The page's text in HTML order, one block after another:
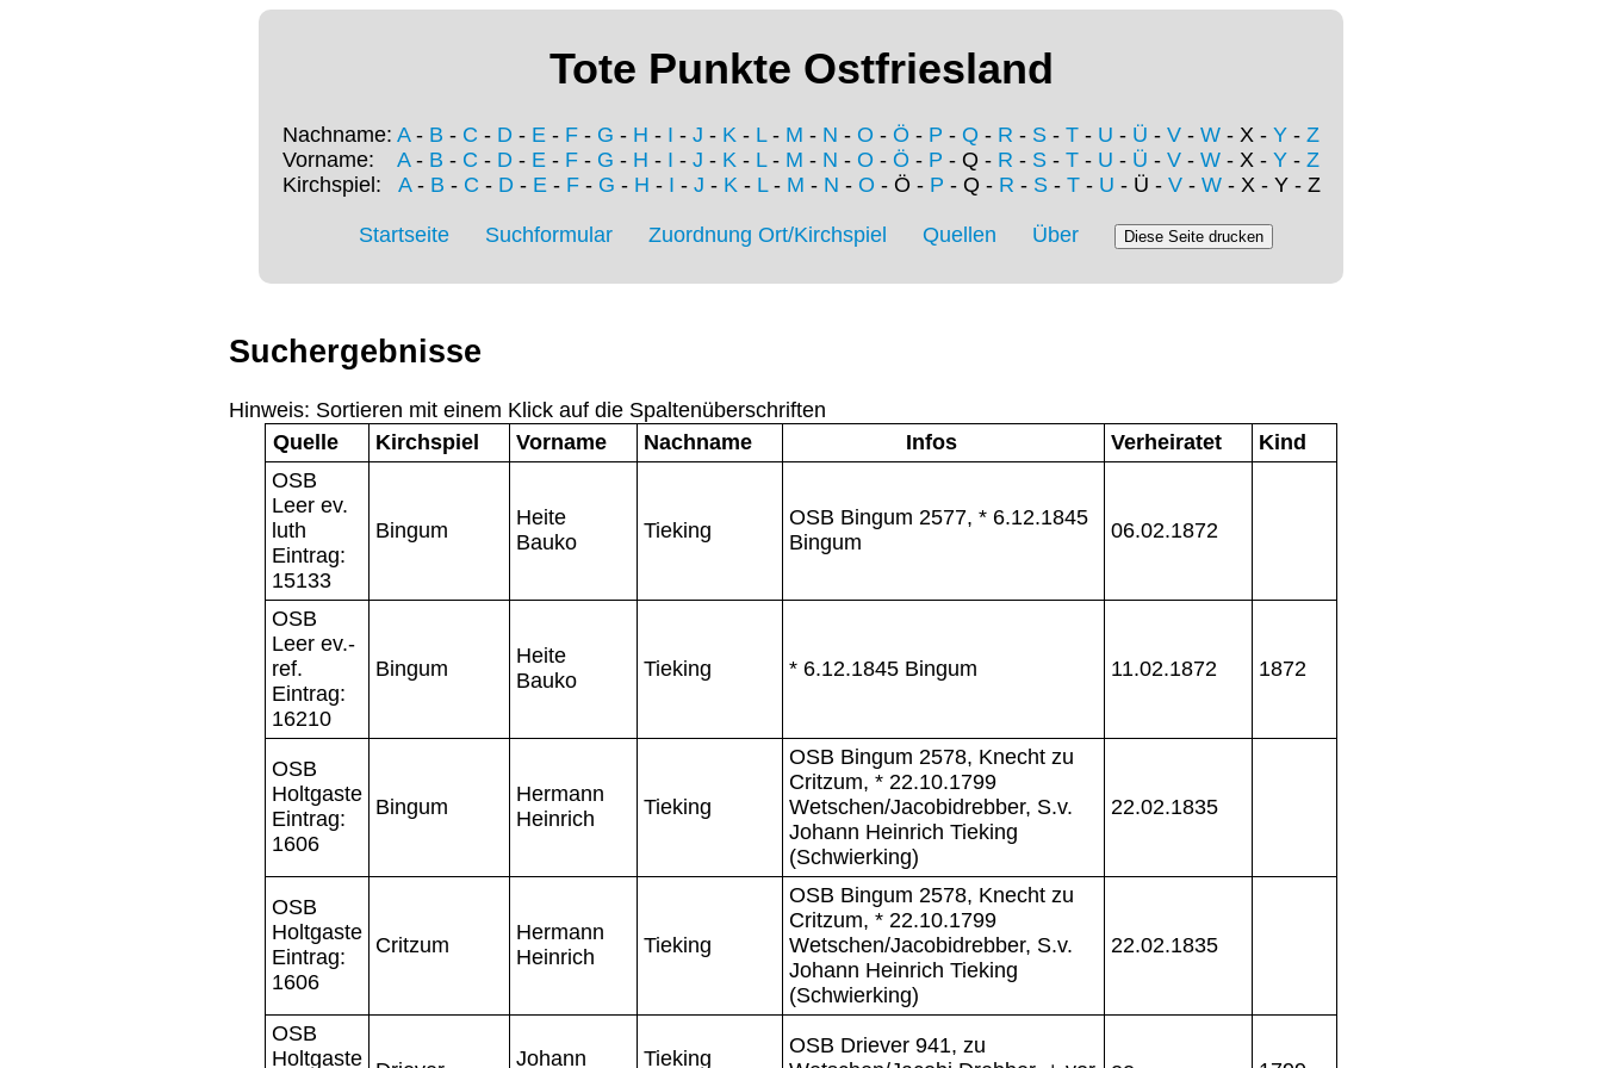
Tote Punkte Ostfriesland
Nachname: A- B - C - D - E - F - G - H - I - J - K - L- M - N - O - Ö - P - Q - R - S - T - U - Ü - V - W - X - Y - Z
Vorname: A- B - C - D - E - F - G - H - I - J - K - L- M - N - O - Ö - P - Q - R - S - T - U - Ü - V - W - X - Y - Z
Kirchspiel: A- B - C - D- E- F- G - H - I - J - K- L- M - N - O - Ö - P - Q - R - S- T- U - Ü - V- W- X - Y - Z
Startseite Suchformular Zuordnung Ort/Kirchspiel Quellen Über
Suchergebnisse
Hinweis: Sortieren mit einem Klick auf die Spaltenüberschriften
Quelle
Kirchspiel Vorname Nachname Infos Verheiratet
Kind
OSB
Leer ev.
luth
Eintrag:
15133
Bingum
Heite
Bauko
Tieking
OSB Bingum 2577, * 6.12.1845
Bingum
06.02.1872
OSB
Leer ev.-
ref.
Eintrag:
16210
Bingum
Heite
Bauko
Tieking * 6.12.1845 Bingum 11.02.1872 1872
OSB
Holtgaste
Eintrag:
1606
Bingum
Hermann
Heinrich
Tieking
OSB Bingum 2578, Knecht zu
Critzum, * 22.10.1799
Wetschen/Jacobidrebber, S.v.
Johann Heinrich Tieking
(Schwierking)
22.02.1835
OSB
Holtgaste
Eintrag:
1606
Critzum
Hermann
Heinrich
Tieking
OSB Bingum 2578, Knecht zu
Critzum, * 22.10.1799
Wetschen/Jacobidrebber, S.v.
Johann Heinrich Tieking
(Schwierking)
22.02.1835
OSB
Holtgaste
Johann Tieking
OSB Driever 941, zu